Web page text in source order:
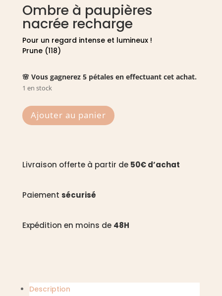
Ombre à paupières
nacrée recharge
Pour un regard intense et lumineux !
Prune (118)
🌸 Vous gagnerez 5 pétales en effectuant cet achat.
1 en stock
quantité
de
nacrée
-
Ajouter au panier
Livraison offerte à partir de 50€ d’achat
Paiement sécurisé
Expédition en moins de 48H
Description